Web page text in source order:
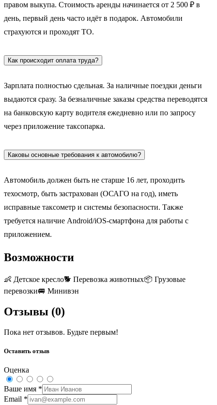
правом выкупа. Стоимость аренды начинается от 2 500 ₽ в
день, первый день часто идёт в подарок. Автомобили
страхуются и проходят ТО.
Как происходит оплата труда?
Зарплата полностью сдельная. За наличные поездки деньги
выдаются сразу. За безналичные заказы средства переводятся
на банковскую карту водителя ежедневно или по запросу
через приложение таксопарка.
Каковы основные требования к автомобилю?
Автомобиль должен быть не старше 16 лет, проходить
техосмотр, быть застрахован (ОСАГО на год), иметь
исправные таксометр и системы безопасности. Также
требуется наличие Android/iOS-смартфона для работы с
приложением.
Возможности
👶 Детское кресло🐕 Перевозка животных📦 Грузовые
перевозки🚐 Минивэн
Отзывы (0)
Пока нет отзывов. Будьте первым!
Оставить отзыв
Оценка
Ваше имя *
Email *